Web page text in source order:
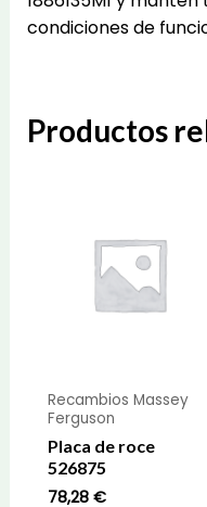
condiciones de
Productos
Recambios Massey
Ferguson
Placa de roce
526875
78,28 €